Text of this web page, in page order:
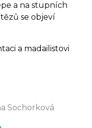
a na stupních
se objeví
a madailistovi
Sochorková